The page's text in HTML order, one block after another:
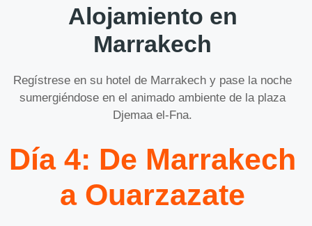
Alojamiento en
Marrakech
Regístrese en su hotel de Marrakech y pase la noche
sumergiéndose en el animado ambiente de la plaza
Djemaa el-Fna.
Día 4: De Marrakech
a Ouarzazate